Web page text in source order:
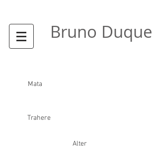
Bruno Duque
Mata
Trahere
Alter